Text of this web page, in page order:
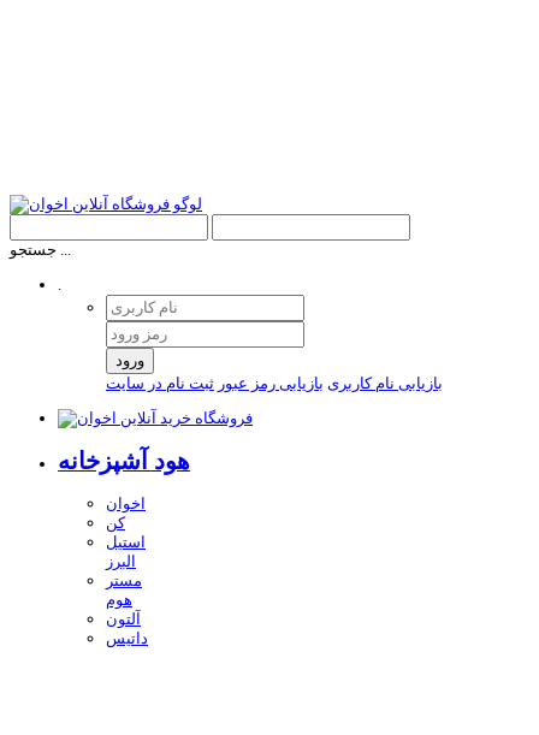
جستجو ...
.
ورود
بازیابی نام کاربری بازیابی رمز عبور ثبت نام در سایت
هود آشپزخانه
اخوان
کن
استیل
البرز
مستر
هوم
آلتون
داتیس